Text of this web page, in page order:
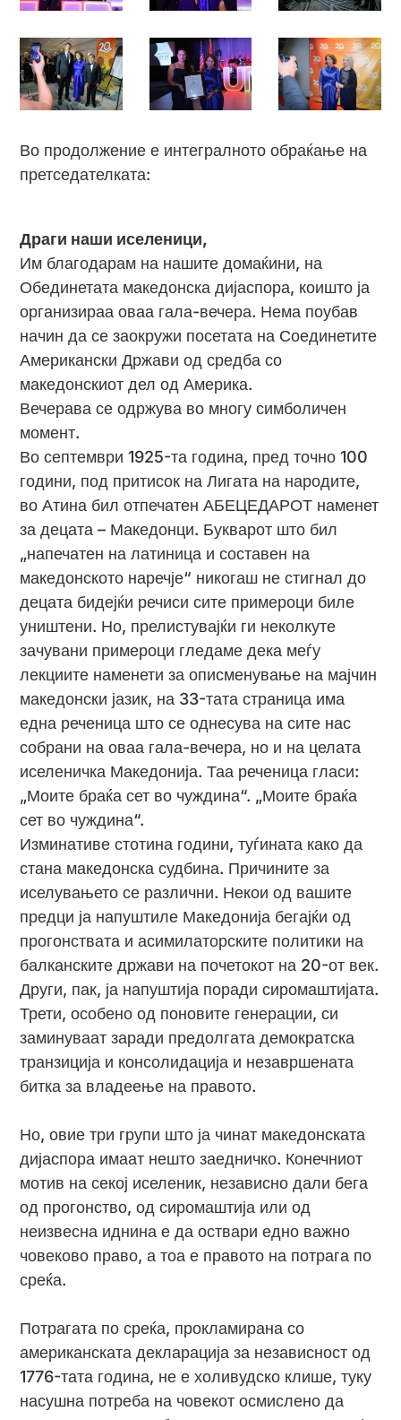
Во продолжение е интегралното обраќање на
претседателката:
Драги наши иселеници,
Им благодарам на нашите домаќини, на
Обединетата македонска дијаспора, коишто ја
организираа оваа гала-вечера. Нема поубав
начин да се заокружи посетата на Соединетите
Американски Држави од средба со
македонскиот дел од Америка.
Вечерава се одржува во многу симболичен
момент.
Во септември 1925-та година, пред точно 100
години, под притисок на Лигата на народите,
во Атина бил отпечатен АБЕЦЕДАРОТ наменет
за децата – Македонци. Букварот што бил
„напечатен на латиница и составен на
македонското наречје“ никогаш не стигнал до
децата бидејќи речиси сите примероци биле
уништени. Но, прелистувајќи ги неколкуте
зачувани примероци гледаме дека меѓу
лекциите наменети за описменување на мајчин
македонски јазик, на 33-тата страница има
една реченица што се однесува на сите нас
собрани на оваа гала-вечера, но и на целата
иселеничка Македонија. Таа реченица гласи:
„Моите браќа сет во чуждина“. „Моите браќа
сет во чуждина“.
Изминативе стотина години, туѓината како да
стана македонска судбина. Причините за
иселувањето се различни. Некои од вашите
предци ја напуштиле Македонија бегајќи од
прогонствата и асимилаторските политики на
балканските држави на почетокот на 20-от век.
Други, пак, ја напуштија поради сиромаштијата.
Трети, особено од поновите генерации, си
заминуваат заради предолгата демократска
транзиција и консолидација и незавршената
битка за владеење на правото.
Но, овие три групи што ја чинат македонската
дијаспора имаат нешто заедничко. Конечниот
мотив на секој иселеник, независно дали бега
од прогонство, од сиромаштија или од
неизвесна иднина е да оствари едно важно
човеково право, а тоа е правото на потрага по
среќа.
Потрагата по среќа, прокламирана со
американската декларација за независност од
1776-тата година, не е холивудско клише, туку
насушна потреба на човекот осмислено да